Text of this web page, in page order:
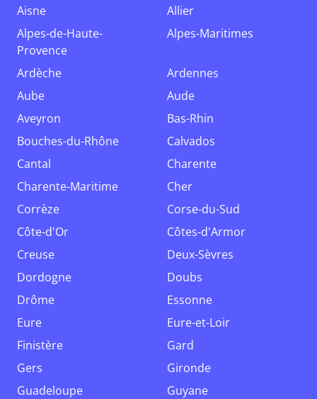
Aisne
Allier
Alpes-de-Haute-
Provence
Alpes-Maritimes
Ardèche
Ardennes
Aube
Aude
Aveyron
Bas-Rhin
Bouches-du-Rhône
Calvados
Cantal
Charente
Charente-Maritime
Cher
Corrèze
Corse-du-Sud
Côte-d'Or
Côtes-d'Armor
Creuse
Deux-Sèvres
Dordogne
Doubs
Drôme
Essonne
Eure
Eure-et-Loir
Finistère
Gard
Gers
Gironde
Guadeloupe
Guyane